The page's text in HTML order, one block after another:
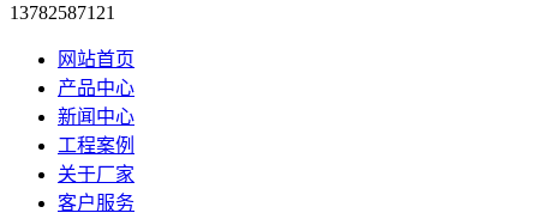
13782587121
网站首页
产品中心
新闻中心
工程案例
关于厂家
客户服务